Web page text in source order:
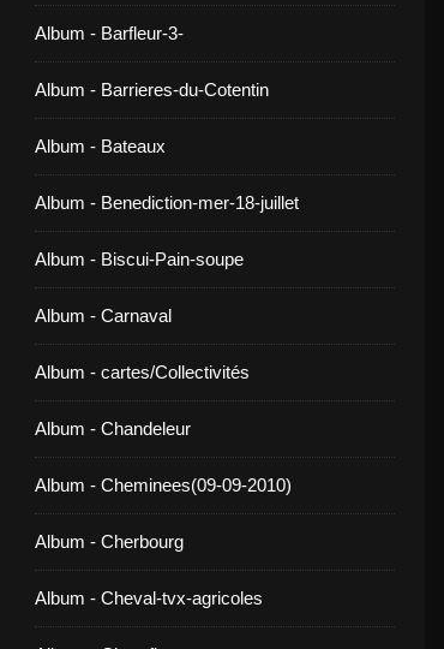
Album - Barfleur-3-
Album - Barrieres-du-Cotentin
Album - Bateaux
Album - Benediction-mer-18-juillet
Album - Biscui-Pain-soupe
Album - Carnaval
Album - cartes/Collectivités
Album - Chandeleur
Album - Cheminees(09-09-2010)
Album - Cherbourg
Album - Cheval-tvx-agricoles